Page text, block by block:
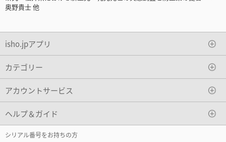
奥野貴士 他
isho.jpアプリ
カテゴリー
アカウントサービス
ヘルプ＆ガイド
シリアル番号をお持ちの方